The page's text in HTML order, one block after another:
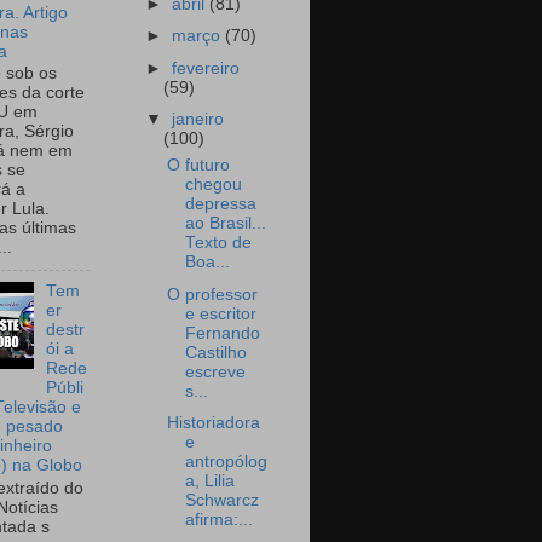
Artigo
sob os
da corte
em
Sérgio
nem em
se
a
Lula.
últimas
Tem
er
destr
ói a
Rede
Públi
e
pesado
na Globo
do
s
►abril (81)
► março (70)
►fevereiro
(59)
▼ janeiro
(100)
O futuro
chegou
depressa
ao Brasil...
Texto de
Boa...
O professor
e escritor
Fernando
Castilho
escreve
s...
Historiadora
e
antropólog
a, Lilia
Schwarcz
afirma:...